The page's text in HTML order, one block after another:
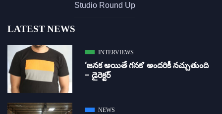
Studio Round Up
LATEST NEWS
INTERVIEWS
‘జ‌న‌క అయితే గ‌న‌క‌’ అందరికీ నచ్చుతుంది
– డైరెక్ట‌ర్
NEWS